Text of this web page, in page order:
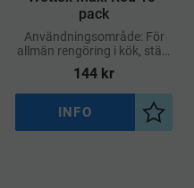
i önskelista
pack
Användningsområde: För
allmän rengöring i kök, städ,
vård, restaurang och
hushåll, särskilt vid behov av
större duk
144 kr
Lägg
INFO